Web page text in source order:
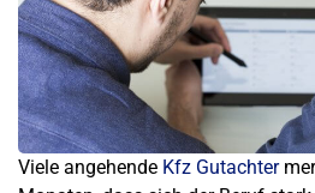
Viele angehende Kfz Gutachter